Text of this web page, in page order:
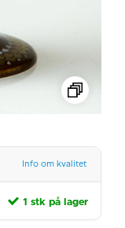
Info om kvalitet
1 stk på lager